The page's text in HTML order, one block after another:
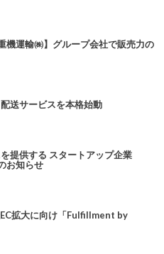
機運輸㈱】グループ会社で販売力の
送サービスを本格始動
提供する スタートアップ企業
お知らせ
拡大に向け「Fulfillment by